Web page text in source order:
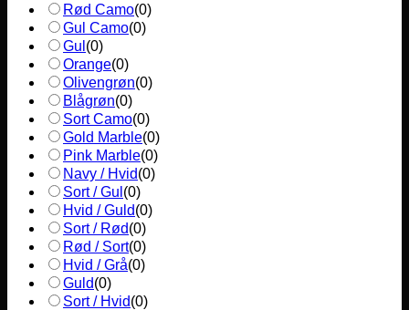
Rød Camo(0)
Gul Camo(0)
Gul (0)
Orange(0)
Olivengrøn(0)
Blågrøn(0)
Sort Camo(0)
Gold Marble(0)
Pink Marble(0)
Navy / Hvid(0)
Sort / Gul (0)
Hvid / Guld(0)
Sort / Rød(0)
Rød / Sort(0)
Hvid / Grå(0)
Guld(0)
Sort / Hvid(0)